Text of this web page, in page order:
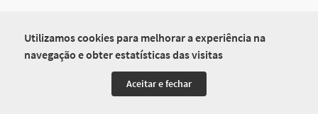
Utilizamos cookies para melhorar a experiência na
navegação e obter estatísticas das visitas
Aceitar e fechar